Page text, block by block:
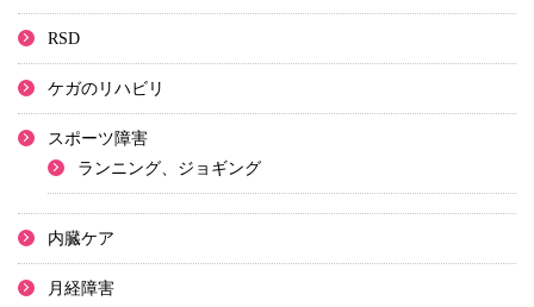
RSD
ケガのリハビリ
スポーツ障害
ランニング、ジョギング
内臓ケア
月経障害